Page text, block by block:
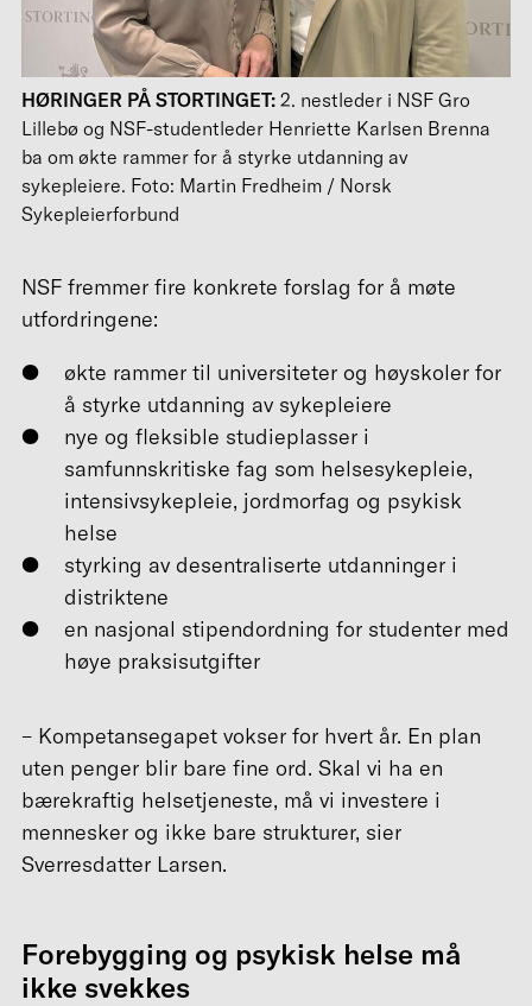
HØRINGER PÅ STORTINGET: 2. nestleder i NSF Gro
Lillebø og NSF-studentleder Henriette Karlsen Brenna
ba om økte rammer for å styrke utdanning av
sykepleiere. Foto: Martin Fredheim / Norsk
Sykepleierforbund
NSF fremmer fire konkrete forslag for å møte
utfordringene:
økte rammer til universiteter og høyskoler for
å styrke utdanning av sykepleiere
nye og fleksible studieplasser i
samfunnskritiske fag som helsesykepleie,
intensivsykepleie, jordmorfag og psykisk
helse
styrking av desentraliserte utdanninger i
distriktene
en nasjonal stipendordning for studenter med
høye praksisutgifter
– Kompetansegapet vokser for hvert år. En plan
uten penger blir bare fine ord. Skal vi ha en
bærekraftig helsetjeneste, må vi investere i
mennesker og ikke bare strukturer, sier
Sverresdatter Larsen.
Forebygging og psykisk helse må
ikke svekkes